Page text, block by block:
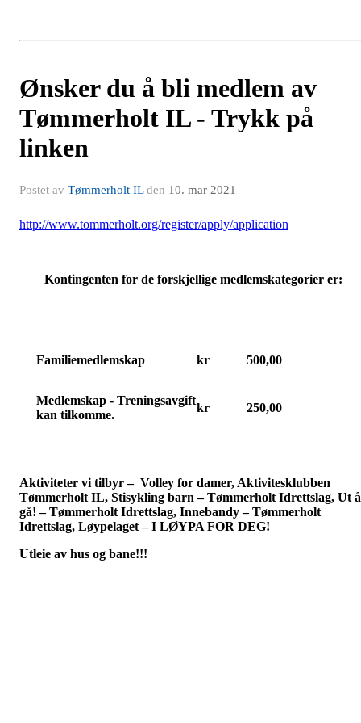
Ønsker du å bli medlem av
Tømmerholt IL - Trykk på
linken
Postet av Tømmerholt ILden 10. mar 2021
http://www.tommerholt.org/register/apply/application
Kontingenten for de forskjellige medlemskategorier er:
Familiemedlemskap kr 500,00
Medlemskap - Treningsavgift
kan tilkomme.
kr 250,00
Aktiviteter vi tilbyr – Volley for damer, Aktivitesklubben
Tømmerholt IL, Stisykling barn – Tømmerholt Idrettslag, Ut å
gå! – Tømmerholt Idrettslag, Innebandy – Tømmerholt
Idrettslag, Løypelaget – I LØYPA FOR DEG!
Utleie av hus og bane!!!